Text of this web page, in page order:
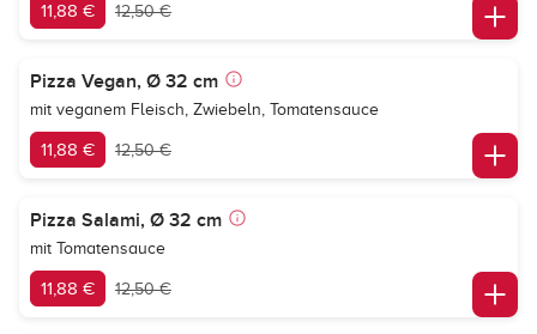
11,88 € 12,50 €
Pizza Vegan, Ø 32 cm
mit veganem Fleisch, Zwiebeln, Tomatensauce
11,88 € 12,50 €
Pizza Salami, Ø 32 cm
mit Tomatensauce
11,88 € 12,50 €